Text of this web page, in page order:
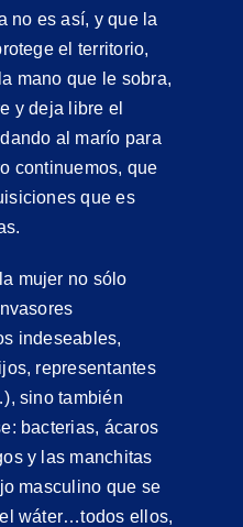
no es así, y que la
el territorio,
mano que le sobra,
y deja libre el
al marío para
continuemos, que
que es
mujer no sólo
indeseables,
representantes
sino también
bacterias, ácaros
y las manchitas
masculino que se
wáter…todos ellos,